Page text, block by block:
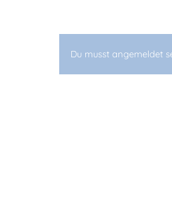
Du musst angemeldet